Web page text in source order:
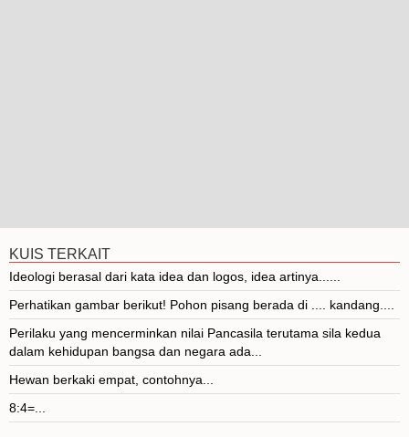
KUIS TERKAIT
Ideologi berasal dari kata idea dan logos, idea artinya......
Perhatikan gambar berikut! Pohon pisang berada di .... kandang....
Perilaku yang mencerminkan nilai Pancasila terutama sila kedua
dalam kehidupan bangsa dan negara ada...
Hewan berkaki empat, contohnya...
8:4=...